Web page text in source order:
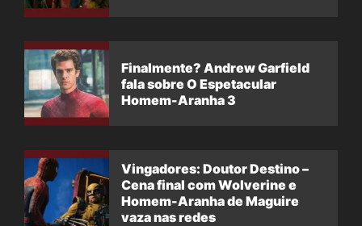
Finalmente? Andrew Garfield
fala sobre O Espetacular
Homem-Aranha 3
Vingadores: Doutor Destino –
Cena final com Wolverine e
Homem-Aranha de Maguire
vaza nas redes